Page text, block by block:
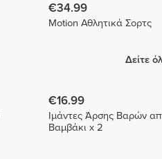
€34.99
Motion Αθλητικά Σορτς
Δείτε
€16.99
Ιμάντες Άρσης Βαρών
Βαμβάκι x 2